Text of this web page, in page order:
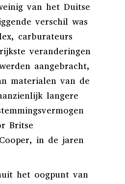
van het Duitse
verschil was
carburateurs
veranderingen
aangebracht,
materialen van de
langere
Britse
in de jaren
het oogpunt van